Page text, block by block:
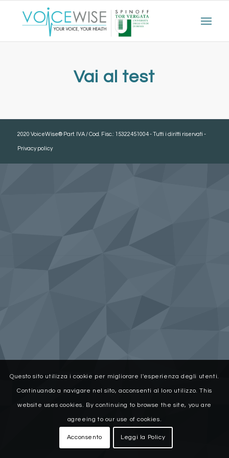
Vai al test
2020 VoiceWise® Part. IVA / Cod. Fisc.: 15322451004 - Tutti i diritti riservati -
Privacy policy
Questo sito utilizza i cookie per migliorare l'esperienza degli utenti.
Continuando a navigare nel sito, acconsenti al loro utilizzo. This
website uses cookies. By continuing to browse the site, you are
agreeing to our use of cookies.
Acconsento Leggi la Policy